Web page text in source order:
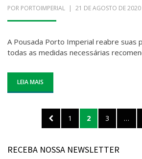
POR PORTOIMPERIAL
POSTADO
21 DE AGOSTO DE 2020
A Pousada Porto Imperial reabre suas
todas as medidas necessárias
LEIA MAIS
Navegação
posts
PÁGINA
ANTERIOR
PÁGINA
1 PÁGINA
2 PÁGINA
3 …
RECEBA NOSSA NEWSLETTER